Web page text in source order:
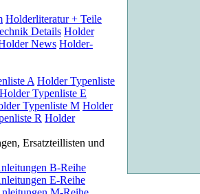
Holderliteratur + Teile
Details Holder
News Holder-
A Holder Typenliste
Holder Typenliste E
Typenliste M Holder
R Holder
Ersatzteillisten und
B-Reihe
E-Reihe